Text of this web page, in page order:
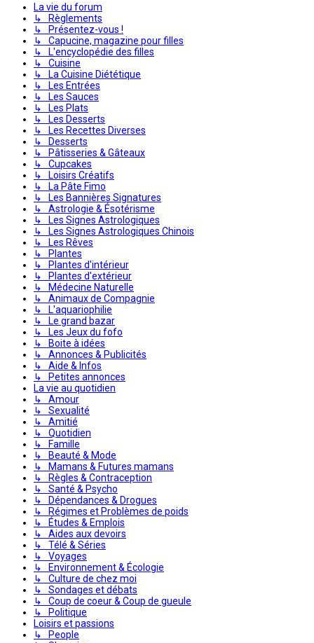
La vie du forum
↳ Règlements
↳ Présentez-vous !
↳ Capucine, magazine pour filles
↳ L'encyclopédie des filles
↳ Cuisine
↳ La Cuisine Diététique
↳ Les Entrées
↳ Les Sauces
↳ Les Plats
↳ Les Desserts
↳ Les Recettes Diverses
↳ Desserts
↳ Pâtisseries & Gâteaux
↳ Cupcakes
↳ Loisirs Créatifs
↳ La Pâte Fimo
↳ Les Bannières Signatures
↳ Astrologie & Ésotérisme
↳ Les Signes Astrologiques
↳ Les Signes Astrologiques Chinois
↳ Les Rêves
↳ Plantes
↳ Plantes d'intérieur
↳ Plantes d'extérieur
↳ Médecine Naturelle
↳ Animaux de Compagnie
↳ L'aquariophilie
↳ Le grand bazar
↳ Les Jeux du fofo
↳ Boite à idées
↳ Annonces & Publicités
↳ Aide & Infos
↳ Petites annonces
La vie au quotidien
↳ Amour
↳ Sexualité
↳ Amitié
↳ Quotidien
↳ Famille
↳ Beauté & Mode
↳ Mamans & Futures mamans
↳ Règles & Contraception
↳ Santé & Psycho
↳ Dépendances & Drogues
↳ Régimes et Problèmes de poids
↳ Études & Emplois
↳ Aides aux devoirs
↳ Télé & Séries
↳ Voyages
↳ Environnement & Écologie
↳ Culture de chez moi
↳ Sondages et débats
↳ Coup de coeur & Coup de gueule
↳ Politique
Loisirs et passions
↳ People